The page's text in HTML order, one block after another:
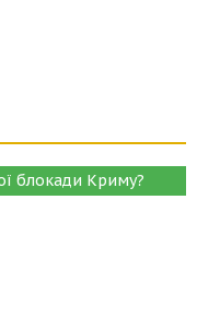
блокади Криму?